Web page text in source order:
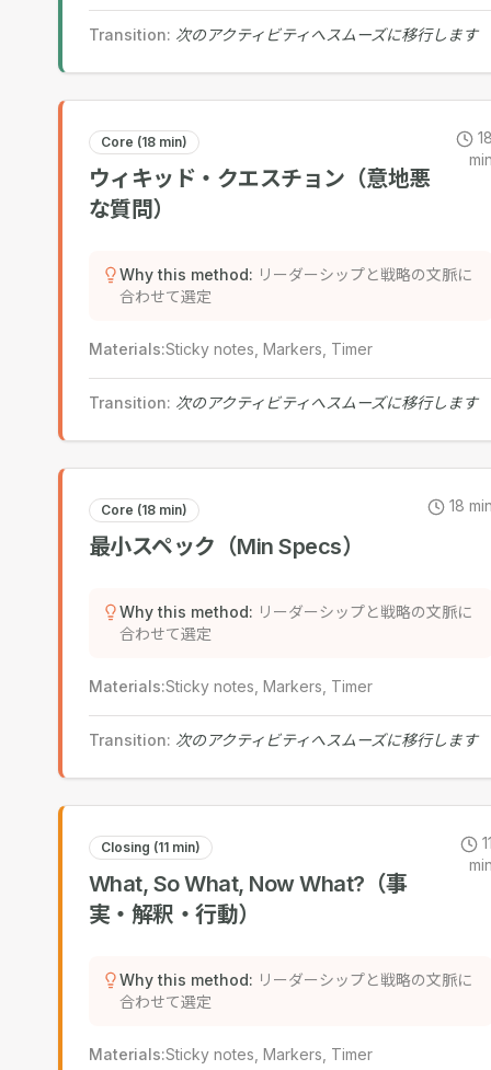
Transition: 次のアクティビティへスムーズに移行します
Core (18 min)
ウィキッド・クエスチョン（意地悪
な質問）
Why this method: リーダーシップと戦略の文脈に
合わせて選定
Materials:Sticky notes, Markers, Timer
Transition: 次のアクティビティへスムーズに移行します
Core (18 min)
最小スペック（Min Specs）
18
Why this method: リーダーシップと戦略の文脈に
合わせて選定
Materials:Sticky notes, Markers, Timer
Transition: 次のアクティビティへスムーズに移行します
Closing (11 min)
What, So What, Now What?（事
実・解釈・行動）
Why this method: リーダーシップと戦略の文脈に
合わせて選定
Materials:Sticky notes, Markers, Timer